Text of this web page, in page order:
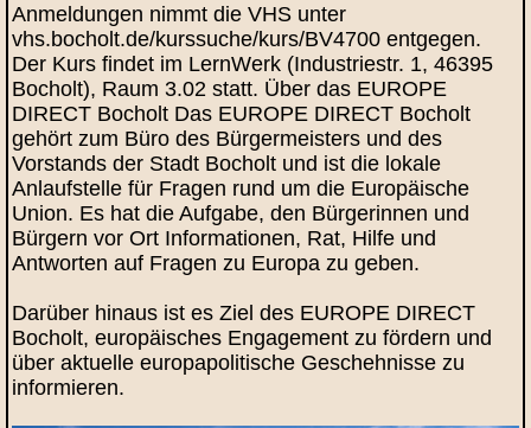
Anmeldungen nimmt die VHS unter
vhs.bocholt.de/kurssuche/kurs/BV4700 entgegen.
Der Kurs findet im LernWerk (Industriestr. 1, 46395
Bocholt), Raum 3.02 statt. Über das EUROPE
DIRECT Bocholt Das EUROPE DIRECT Bocholt
gehört zum Büro des Bürgermeisters und des
Vorstands der Stadt Bocholt und ist die lokale
Anlaufstelle für Fragen rund um die Europäische
Union. Es hat die Aufgabe, den Bürgerinnen und
Bürgern vor Ort Informationen, Rat, Hilfe und
Antworten auf Fragen zu Europa zu geben.
Darüber hinaus ist es Ziel des EUROPE DIRECT
Bocholt, europäisches Engagement zu fördern und
über aktuelle europapolitische Geschehnisse zu
informieren.